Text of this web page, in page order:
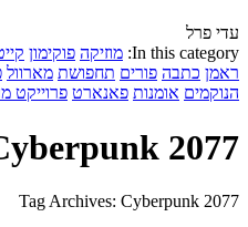
עדי פרל
In this category: מוזיקה פוקימון
ראמן כתבה פורים תחפושת מארוול
הנוקמים אומנות פאנארט פרוייקט
2077
Tag Archives: Cyberpunk 2077